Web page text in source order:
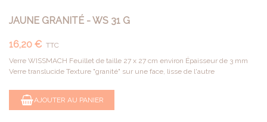
JAUNE GRANITÉ - WS 31 G
16,20 € TTC
Verre WISSMACH Feuillet de taille 27 x 27 cm environ Épaisseur de 3 mm
Verre translucide Texture "granité" sur une face, lisse de l'autre
AJOUTER AU PANIER